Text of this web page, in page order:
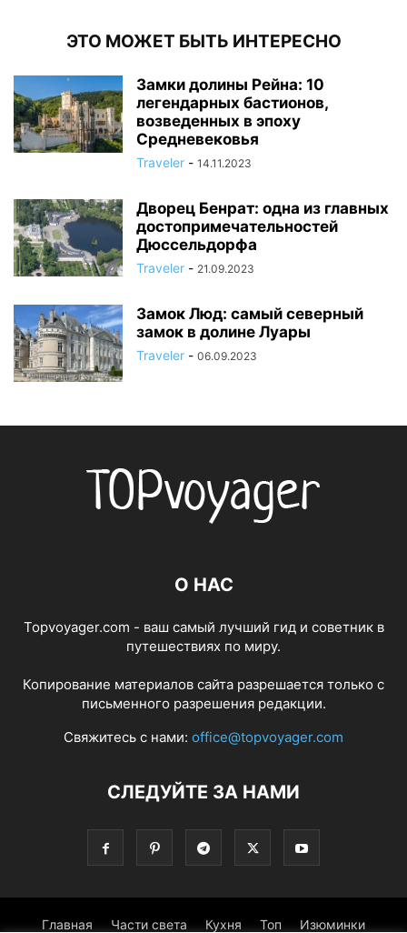
ЭТО МОЖЕТ БЫТЬ ИНТЕРЕСНО
Замки долины Рейна: 10
легендарных бастионов,
возведенных в эпоху
Средневековья
Traveler - 14.11.2023
Дворец Бенрат: одна из главных
достопримечательностей
Дюссельдорфа
Traveler - 21.09.2023
Замок Люд: самый северный
замок в долине Луары
Traveler - 06.09.2023
О НАС
Topvoyager.com - ваш самый лучший гид и советник в
путешествиях по миру.
Копирование материалов сайта разрешается только с
письменного разрешения редакции.
Свяжитесь с нами: office@topvoyager.com
СЛЕДУЙТЕ ЗА НАМИ
Главная Части света Кухня Топ Изюминки